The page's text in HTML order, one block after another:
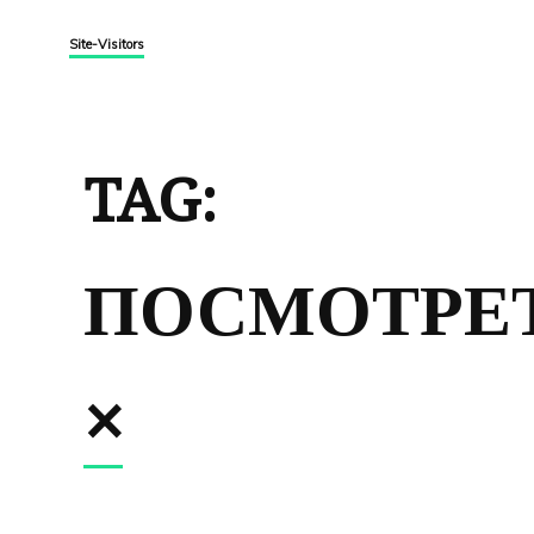
Site-Visitors
TAG:
×